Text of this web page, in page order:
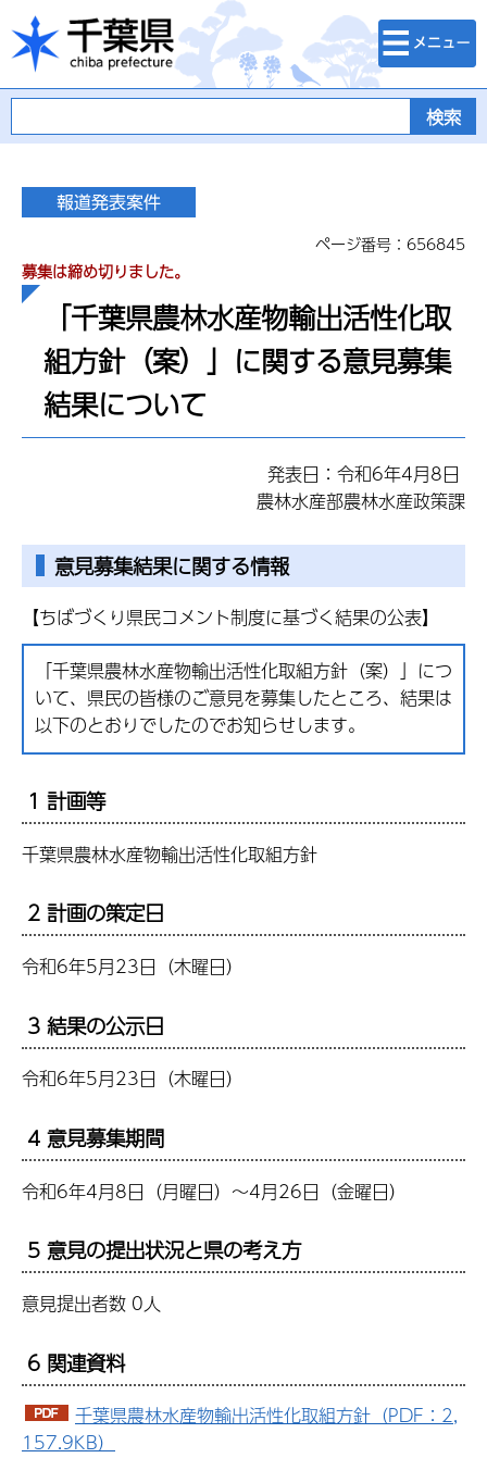
千葉県
検索・メニュ
ー
ページ番号：656845
募集は締め切りました。
「千葉県農林水産物輸出活性化取
組方針（案）」に関する意見募集
結果について
発表日：令和6年4月8日
農林水産部農林水産政策課
意見募集結果に関する情報
【ちばづくり県民コメント制度に基づく結果の公表】
「千葉県農林水産物輸出活性化取組方針（案）」につ
いて、県民の皆様のご意見を募集したところ、結果は
以下のとおりでしたのでお知らせします。
1 計画等
千葉県農林水産物輸出活性化取組方針
2 計画の策定日
令和6年5月23日（木曜日）
3 結果の公示日
令和6年5月23日（木曜日）
4 意見募集期間
令和6年4月8日（月曜日）～4月26日（金曜日）
5 意見の提出状況と県の考え方
意見提出者数 0人
6 関連資料
千葉県農林水産物輸出活性化取組方針（PDF：2,
157.9KB）